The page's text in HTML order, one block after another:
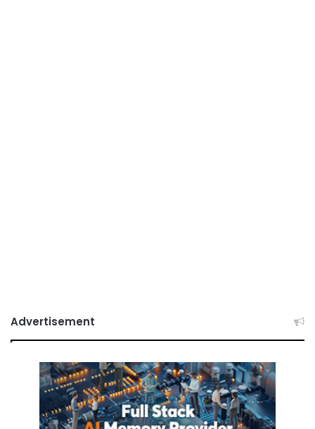
Advertisement